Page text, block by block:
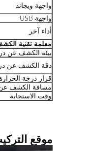
واجهة ويجاند
واجهة USB
أداء آخر
معلمة تقنية
بيئة الكشف عن
دقة الكشف عن
قرار درجة الحرارة
مسافة الكشف عن
وقت الاستجابة
موقع